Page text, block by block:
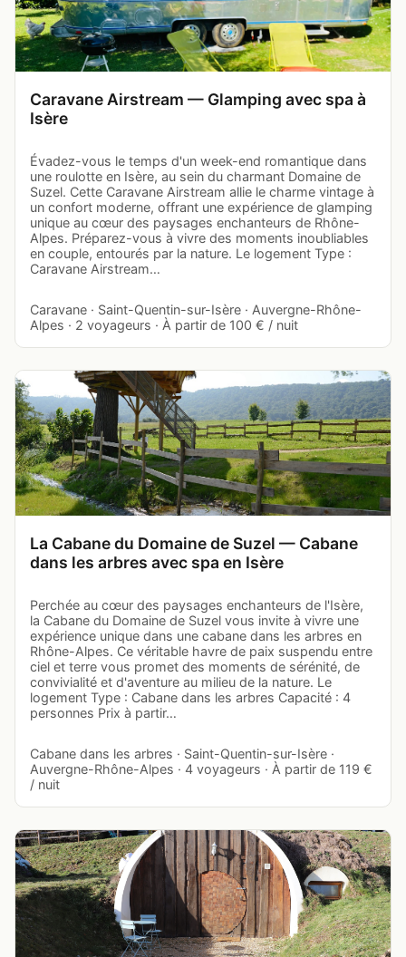
Caravane Airstream — Glamping avec spa à
Isère
Évadez-vous le temps d'un week-end romantique dans
une roulotte en Isère, au sein du charmant Domaine de
Suzel. Cette Caravane Airstream allie le charme vintage à
un confort moderne, offrant une expérience de glamping
unique au cœur des paysages enchanteurs de Rhône-
Alpes. Préparez-vous à vivre des moments inoubliables
en couple, entourés par la nature. Le logement Type :
Caravane Airstream…
Caravane · Saint-Quentin-sur-Isère · Auvergne-Rhône-
Alpes · 2 voyageurs · À partir de 100 € / nuit
La Cabane du Domaine de Suzel — Cabane
dans les arbres avec spa en Isère
Perchée au cœur des paysages enchanteurs de l'Isère,
la Cabane du Domaine de Suzel vous invite à vivre une
expérience unique dans une cabane dans les arbres en
Rhône-Alpes. Ce véritable havre de paix suspendu entre
ciel et terre vous promet des moments de sérénité, de
convivialité et d'aventure au milieu de la nature. Le
logement Type : Cabane dans les arbres Capacité : 4
personnes Prix à partir…
Cabane dans les arbres · Saint-Quentin-sur-Isère ·
Auvergne-Rhône-Alpes · 4 voyageurs · À partir de 119 €
/ nuit